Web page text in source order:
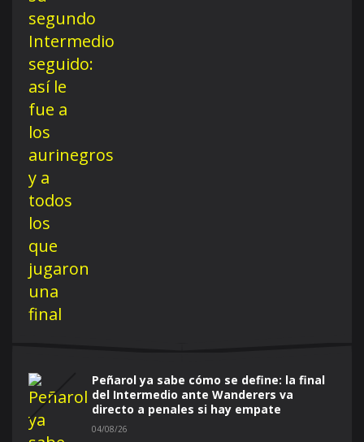
Peñarol ya sabe cómo se define: la final
del Intermedio ante Wanderers va
directo a penales si hay empate
04/08/26